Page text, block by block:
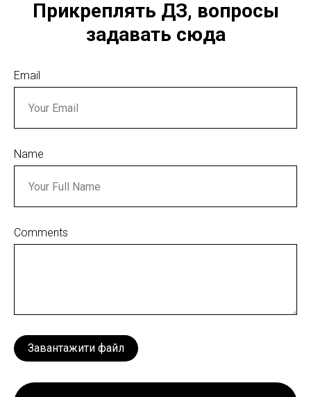
Прикреплять ДЗ, вопросы
задавать сюда
Email
Name
Comments
Завантажити файл